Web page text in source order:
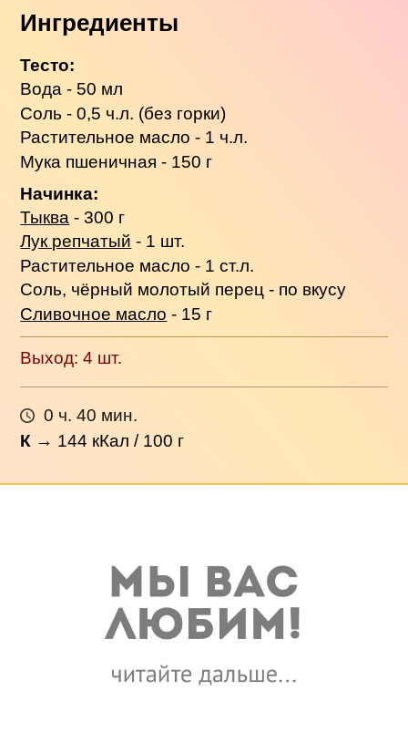
Ингредиенты
Тесто:
Вода - 50 мл
Соль - 0,5 ч.л. (без горки)
Растительное масло - 1 ч.л.
Мука пшеничная - 150 г
Начинка:
Тыква - 300 г
Лук репчатый - 1 шт.
Растительное масло - 1 ст.л.
Соль, чёрный молотый перец - по вкусу
Сливочное масло - 15 г
Выход: 4 шт.
0 ч. 40 мин.
К → 144 кКал / 100 г